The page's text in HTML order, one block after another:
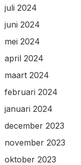
juli 2024
juni 2024
mei 2024
april 2024
maart 2024
februari 2024
januari 2024
december 2023
november 2023
oktober 2023